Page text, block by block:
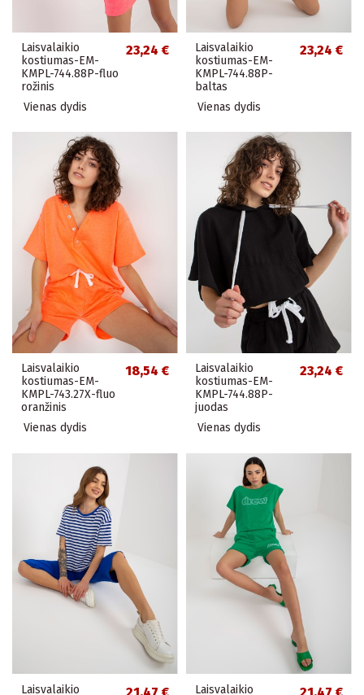
Laisvalaikio
kostiumas-EM-
KMPL-744.88P-fluo
rožinis
23,24 €
Vienas dydis
Laisvalaikio
kostiumas-EM-
KMPL-744.88P-
baltas
23,24 €
Vienas dydis
Laisvalaikio
kostiumas-EM-
KMPL-743.27X-fluo
oranžinis
18,54 €
Vienas dydis
Laisvalaikio
kostiumas-EM-
KMPL-744.88P-
juodas
23,24 €
Vienas dydis
Laisvalaikio
21,47 €
Laisvalaikio
21,47 €